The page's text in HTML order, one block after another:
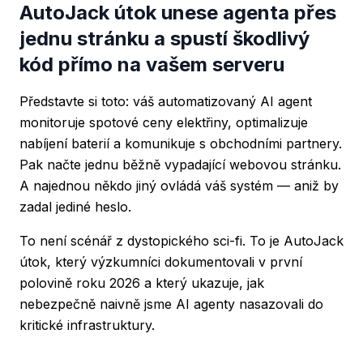
AutoJack útok unese agenta přes
jednu stránku a spustí škodlivý
kód přímo na vašem serveru
Představte si toto: váš automatizovaný AI agent
monitoruje spotové ceny elektřiny, optimalizuje
nabíjení baterií a komunikuje s obchodními partnery.
Pak načte jednu běžně vypadající webovou stránku.
A najednou někdo jiný ovládá váš systém — aniž by
zadal jediné heslo.
To není scénář z dystopického sci-fi. To je AutoJack
útok, který výzkumníci dokumentovali v první
polovině roku 2026 a který ukazuje, jak
nebezpečně naivně jsme AI agenty nasazovali do
kritické infrastruktury.